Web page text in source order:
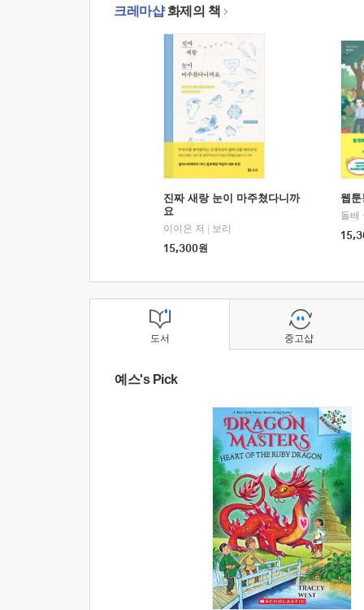
크레마샵화제의 책
진짜 새랑 눈이 마주쳤다니까
요
이이은 저
보리
15,300원
웹
돌배
도서
예스's Pick
중고샵